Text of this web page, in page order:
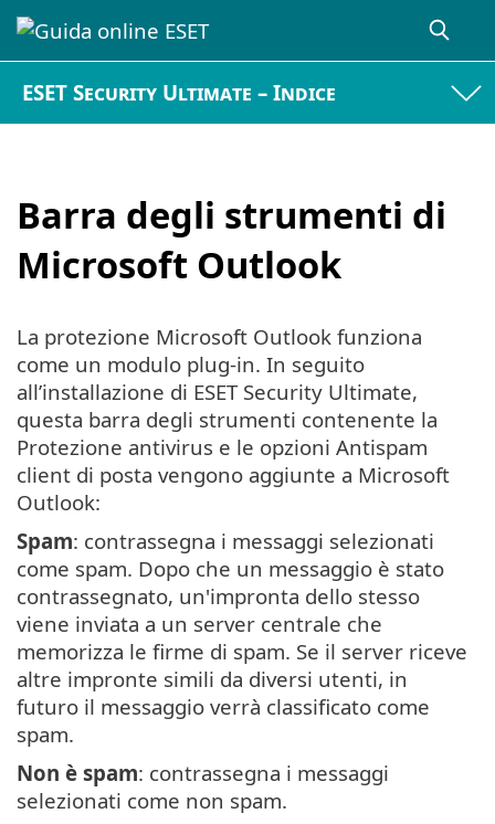
ESET Security Ultimate – Indice
Barra degli strumenti di
Microsoft Outlook
La protezione Microsoft Outlook funziona
come un modulo plug-in. In seguito
all’installazione di ESET Security Ultimate,
questa barra degli strumenti contenente la
Protezione antivirus e le opzioni Antispam
client di posta vengono aggiunte a Microsoft
Outlook:
Spam: contrassegna i messaggi selezionati
come spam. Dopo che un messaggio è stato
contrassegnato, un'impronta dello stesso
viene inviata a un server centrale che
memorizza le firme di spam. Se il server riceve
altre impronte simili da diversi utenti, in
futuro il messaggio verrà classificato come
spam.
Non è spam: contrassegna i messaggi
selezionati come non spam.